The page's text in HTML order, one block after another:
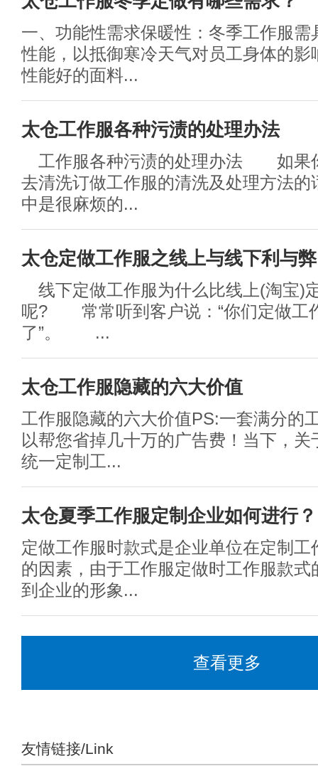
一、功能性需求保暖性：冬季工作服需
性能，以抵御寒冷天气对员工身体的影
性能好的面料...
太仓工作服各种污渍的处理办法
工作服各种污渍的处理办法 如果
去清洗订做工作服的清洗及处理方法的
中是很麻烦的...
太仓定做工作服之线上与线下利与弊
线下定做工作服为什么比线上(淘宝)
呢? 常常听到客户说：“你们定做工
了”。 ...
太仓工作服隐藏的六大价值
工作服隐藏的六大价值PS:一套满分的
以帮您省掉几十万的广告费！当下，关
统一定制工...
太仓夏季工作服定制企业如何进行？
定做工作服时款式是企业单位在定制工
的因素，由于工作服定做时工作服款式
到企业的形象...
查看更多
友情链接/Link